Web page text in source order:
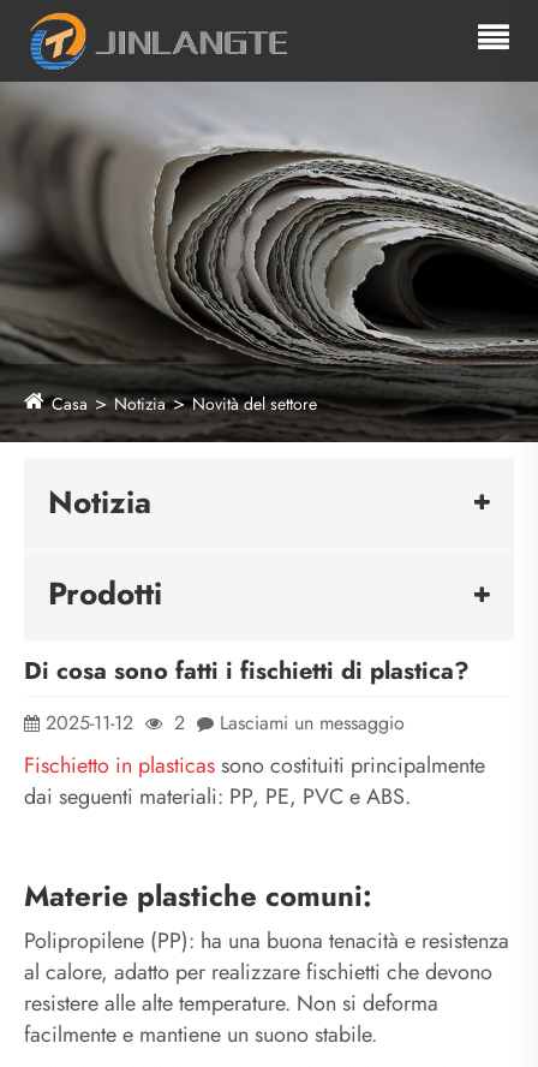
Casa Notizia Novità del settore
Notizia
Prodotti
Di cosa sono fatti i fischietti di plastica?
2025-11-12 2 Lasciami un messaggio
Fischietto in plasticassono costituiti principalmente
dai seguenti materiali: PP, PE, PVC e ABS.
Materie plastiche comuni:
Polipropilene (PP): ha una buona tenacità e resistenza
al calore, adatto per realizzare fischietti che devono
resistere alle alte temperature. Non si deforma
facilmente e mantiene un suono stabile.